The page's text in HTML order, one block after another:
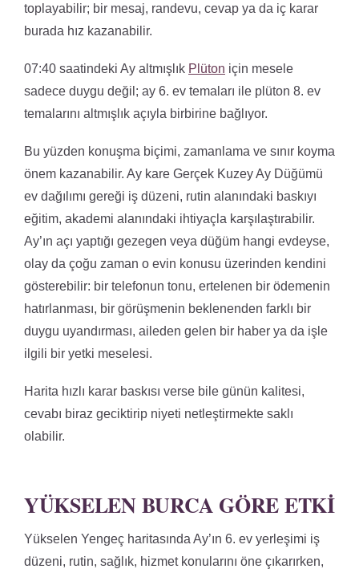
toplayabilir; bir mesaj, randevu, cevap ya da iç karar
burada hız kazanabilir.
07:40 saatindeki Ay altmışlık Plüton için mesele
sadece duygu değil; ay 6. ev temaları ile plüton 8. ev
temalarını altmışlık açıyla birbirine bağlıyor.
Bu yüzden konuşma biçimi, zamanlama ve sınır koyma
önem kazanabilir. Ay kare Gerçek Kuzey Ay Düğümü
ev dağılımı gereği iş düzeni, rutin alanındaki baskıyı
eğitim, akademi alanındaki ihtiyaçla karşılaştırabilir.
Ay’ın açı yaptığı gezegen veya düğüm hangi evdeyse,
olay da çoğu zaman o evin konusu üzerinden kendini
gösterebilir: bir telefonun tonu, ertelenen bir ödemenin
hatırlanması, bir görüşmenin beklenenden farklı bir
duygu uyandırması, aileden gelen bir haber ya da işle
ilgili bir yetki meselesi.
Harita hızlı karar baskısı verse bile günün kalitesi,
cevabı biraz geciktirip niyeti netleştirmekte saklı
olabilir.
YÜKSELEN BURCA GÖRE ETKI
Yükselen Yengeç haritasında Ay’ın 6. ev yerleşimi iş
düzeni, rutin, sağlık, hizmet konularını öne çıkarırken,